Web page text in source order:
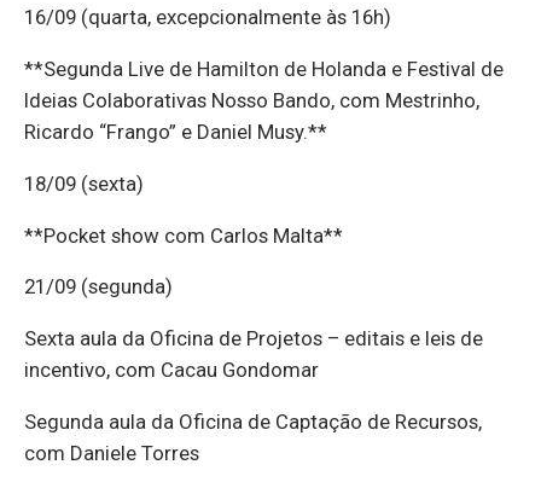
16/09 (quarta, excepcionalmente às 16h)
**Segunda Live de Hamilton de Holanda e Festival de
Ideias Colaborativas Nosso Bando, com Mestrinho,
Ricardo “Frango” e Daniel Musy.**
18/09 (sexta)
**Pocket show com Carlos Malta**
21/09 (segunda)
Sexta aula da Oficina de Projetos – editais e leis de
incentivo, com Cacau Gondomar
Segunda aula da Oficina de Captação de Recursos,
com Daniele Torres